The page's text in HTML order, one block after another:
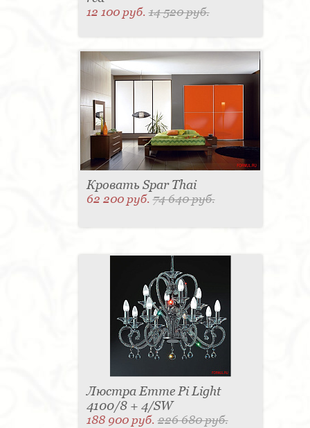
12 100 руб.14 520 руб.
Кровать Spar Thai
62 200 руб.74 640 руб.
Люстра Emme Pi Light
4100/8 + 4/SW
188 900 руб.226 680 руб.